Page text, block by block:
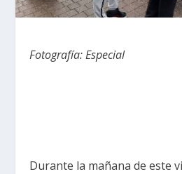
Fotografía: Especial
Durante la mañana de este